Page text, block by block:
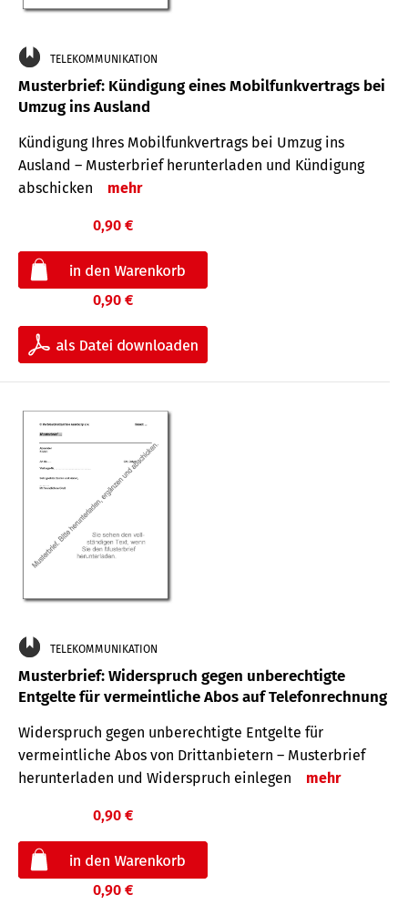
TELEKOMMUNIKATION
Musterbrief: Kündigung eines Mobilfunkvertrags bei
Umzug ins Ausland
Kündigung Ihres Mobilfunkvertrags bei Umzug ins
Ausland – Musterbrief herunterladen und Kündigung
abschicken
mehr
0,90 €
0,90 €
TELEKOMMUNIKATION
Musterbrief: Widerspruch gegen unberechtigte
Entgelte für vermeintliche Abos auf Telefonrechnung
Widerspruch gegen unberechtigte Entgelte für
vermeintliche Abos von Drittanbietern – Musterbrief
herunterladen und Widerspruch einlegen
mehr
0,90 €
0,90 €